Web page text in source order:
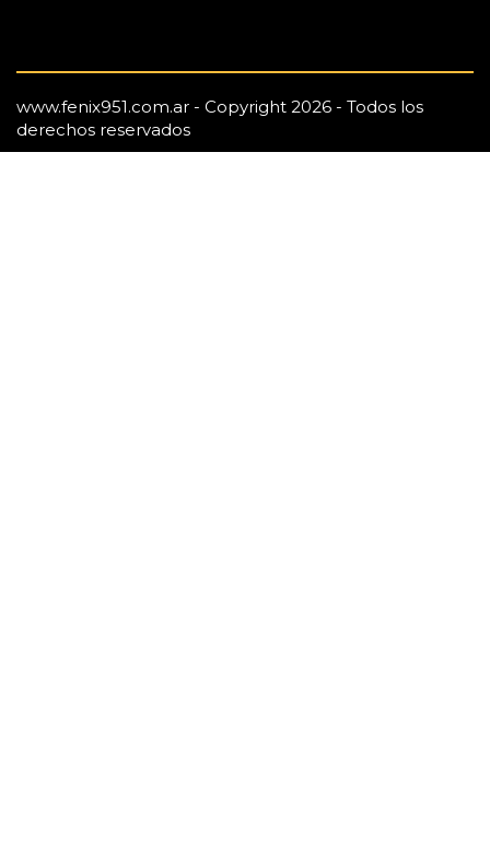
www.fenix951.com.ar - Copyright 2026 - Todos los
derechos reservados